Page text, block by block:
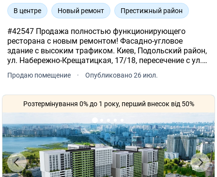
В центре Новый ремонт Престижный район
#42547 Продажа полностью функционирующего
ресторана с новым ремонтом! Фасадно-угловое
здание с высоким трафиком. Киев, Подольский район,
ул. Набережно-Крещатицкая, 17/18, пересечение с ул.
1913 года постройки из керамического кирпича.
Продаю помещение · Опубликовано 26 июл.
Розтермінування 0% до 1 року, перший внесок від 50%